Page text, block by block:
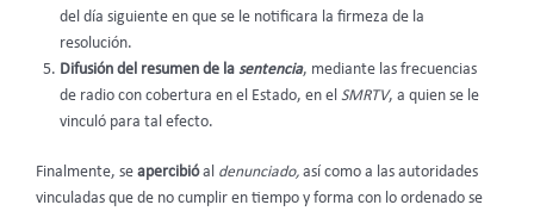
del día siguiente en que se le notificara la firmeza de la
resolución.
Difusión del resumen de la sentencia, mediante las frecuencias
de radio con cobertura en el Estado, en el SMRTV, a quien se le
vinculó para tal efecto.
Finalmente, se apercibióal denunciado, así como a las autoridades
vinculadas que de no cumplir en tiempo y forma con lo ordenado se